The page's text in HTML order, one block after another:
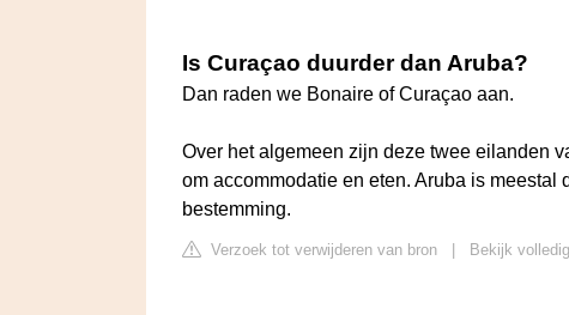
Is Curaçao duurder dan Aruba?
Dan raden we Bonaire of Curaçao aan.
Over het algemeen zijn deze twee eilanden
om accommodatie en eten. Aruba is
bestemming.
Verzoek tot verwijderen van bron Bekijk